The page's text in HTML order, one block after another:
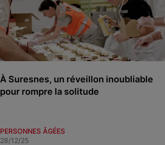
À Suresnes, un réveillon inoubliable
pour rompre la solitude
PERSONNES ÂGÉES
28/12/25